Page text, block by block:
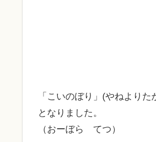
「こいのぼり」(やねより
となりました。
（おーぼら てつ）